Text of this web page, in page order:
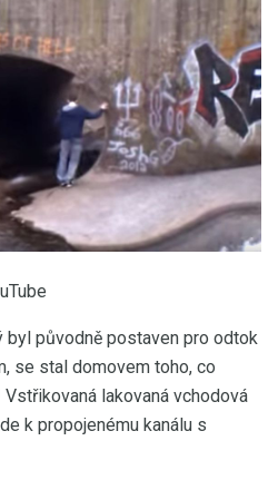
byl původně postaven pro odtok
se stal domovem toho, co
lakovaná vchodová
k propojenému kanálu s